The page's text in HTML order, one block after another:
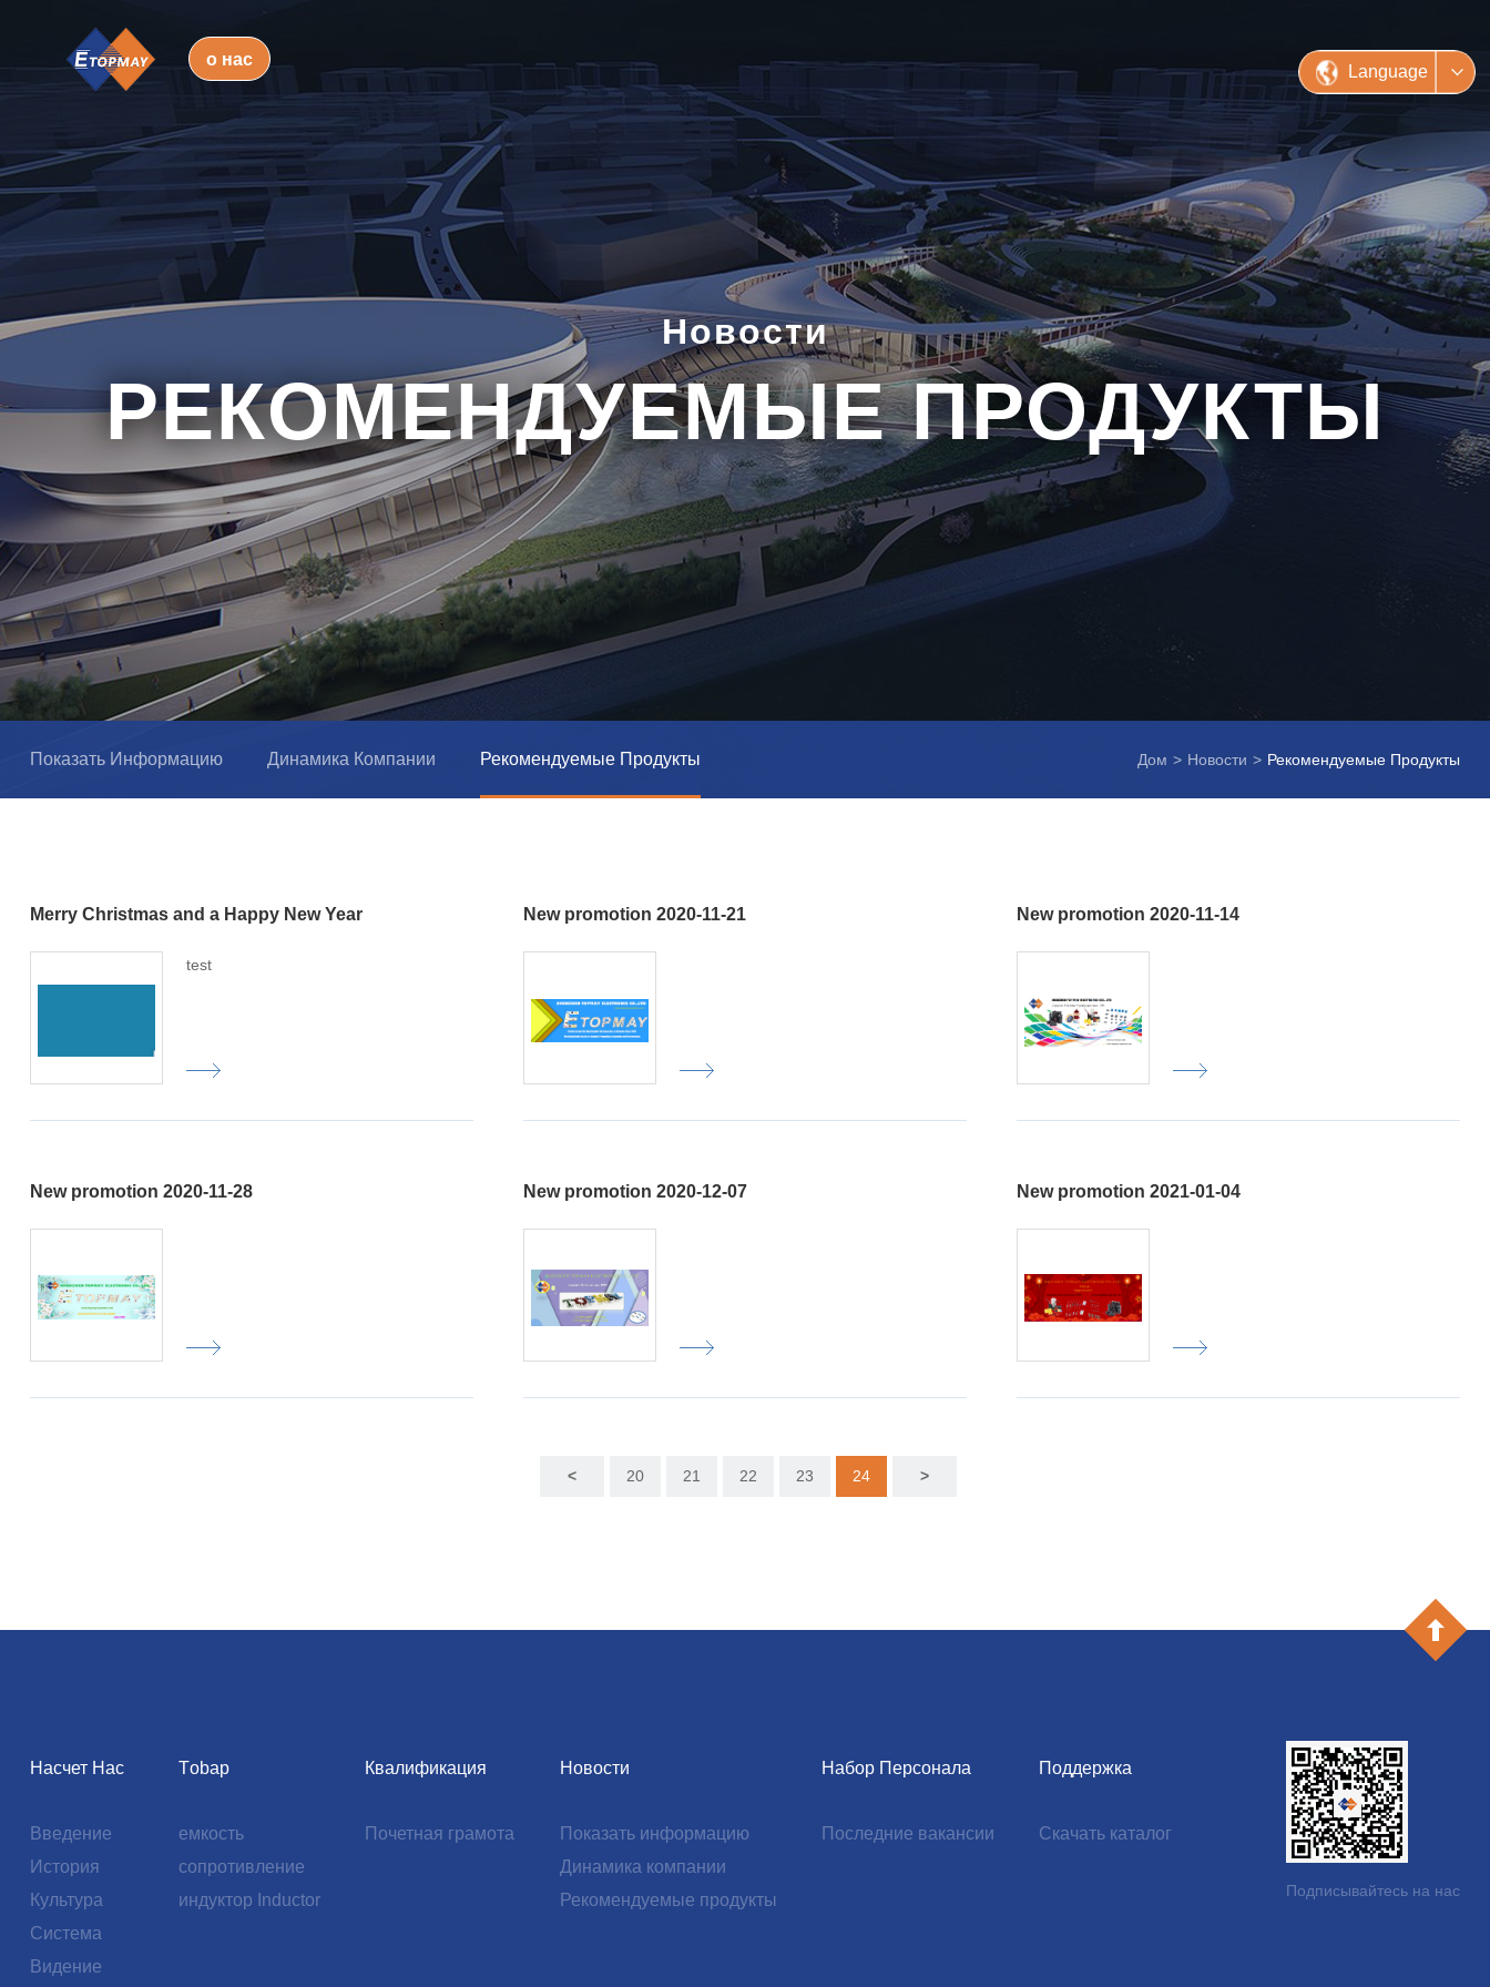
о нас
Language
Новости
РЕКОМЕНДУЕМЫЕ ПРОДУКТЫ
Дом > Новости > Рекомендуемые Продукты
Показать Информацию Динамика Компании Рекомендуемые Продукты
Merry Christmas and a Happy New Year
test
New promotion 2020-11-21 New promotion 2020-11-14
New promotion 2020-11-28 New promotion 2020-12-07 New promotion 2021-01-04
< 20 21 22 23 24 >
Насчет Нас
Введение
История
Культура
Система
Видение
Тobap
емкость
сопротивление
индуктор Inductor
Квалификация
Почетная грамота
Новости
Показать информацию
Динамика компании
Рекомендуемые продукты
Набор Персонала
Последние вакансии
Поддержка
Скачать каталог
Подписывайтесь на нас